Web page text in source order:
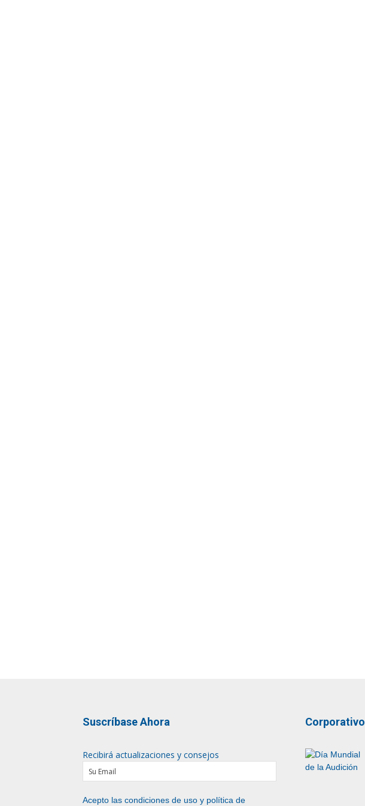
Suscríbase Ahora
Recibirá actualizaciones y consejos
Acepto las condiciones de uso y política de
Corporativo